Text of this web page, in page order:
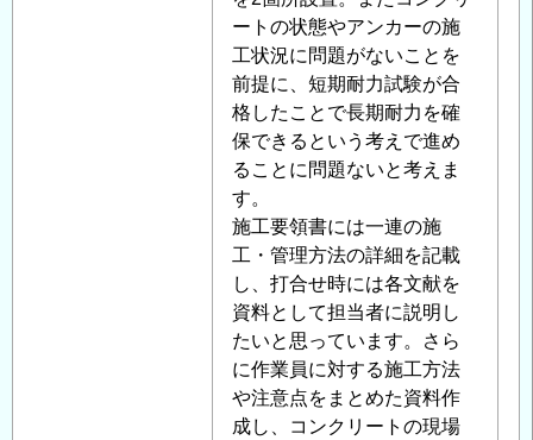
」
「 Re:
(参
考)
ト
ン
ネ
ル
照
明
用
ア
ン
カ
ー
ボ
ートの状態やアンカーの施
工状況に問題がないことを
前提に、短期耐力試験が合
格したことで長期耐力を確
保できるという考えで進め
ることに問題ないと考えま
す。
施工要領書には一連の施
工・管理方法の詳細を記載
し、打合せ時には各文献を
資料として担当者に説明し
たいと思っています。さら
に作業員に対する施工方法
や注意点をまとめた資料作
成し、コンクリートの現場